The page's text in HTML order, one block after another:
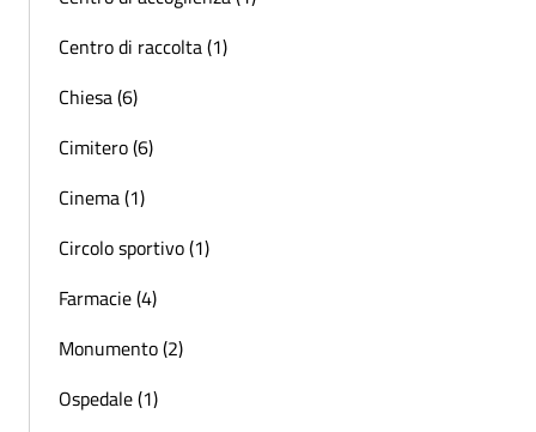
Centro di raccolta (1)
Chiesa (6)
Cimitero (6)
Cinema (1)
Circolo sportivo (1)
Farmacie (4)
Monumento (2)
Ospedale (1)